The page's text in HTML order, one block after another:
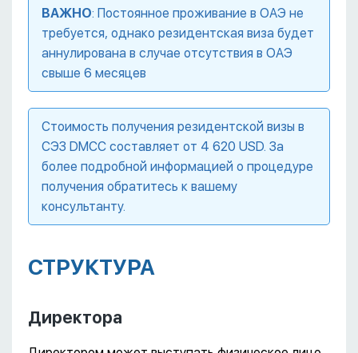
ВАЖНО: Постоянное проживание в ОАЭ не
требуется, однако резидентская виза будет
аннулирована в случае отсутствия в ОАЭ
свыше 6 месяцев
Стоимость получения резидентской визы в
СЭЗ DMCC составляет от 4 620 USD. За
более подробной информацией о процедуре
получения обратитесь к вашему
консультанту.
СТРУКТУРА
Директора